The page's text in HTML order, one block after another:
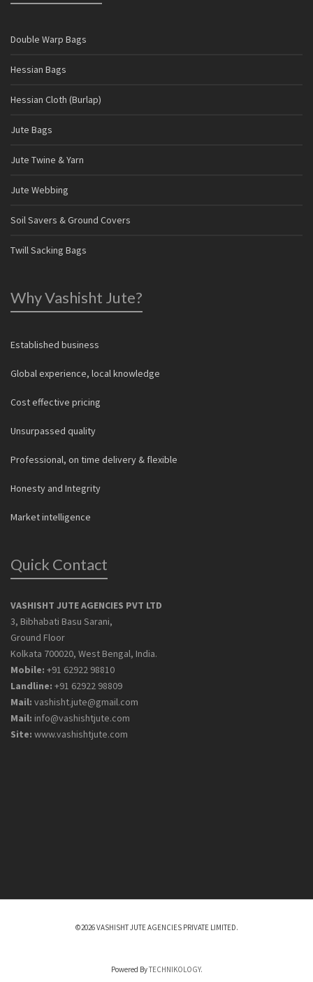
Double Warp Bags
Hessian Bags
Hessian Cloth (Burlap)
Jute Bags
Jute Twine & Yarn
Jute Webbing
Soil Savers & Ground Covers
Twill Sacking Bags
Why Vashisht Jute?
Established business
Global experience, local knowledge
Cost effective pricing
Unsurpassed quality
Professional, on time delivery & flexible
Honesty and Integrity
Market intelligence
Quick Contact
VASHISHT JUTE AGENCIES PVT LTD
3, Bibhabati Basu Sarani,
Ground Floor
Kolkata 700020, West Bengal, India.
Mobile: +91 62922 98810
Landline: +91 62922 98809
Mail: vashisht.jute@gmail.com
Mail: info@vashishtjute.com
Site: www.vashishtjute.com
©2026 VASHISHT JUTE AGENCIES PRIVATE LIMITED.
Powered ByTECHNIKOLOGY.